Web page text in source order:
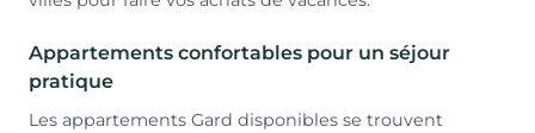
Appartements confortables pour un séjour
pratique
Les appartements Gard disponibles se trouvent